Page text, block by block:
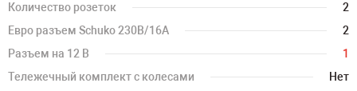
Количество розеток
2
Евро разъем Schuko 230В/16А
2
Разъем на 12 В
1
Тележечный комплект с колесами
Нет